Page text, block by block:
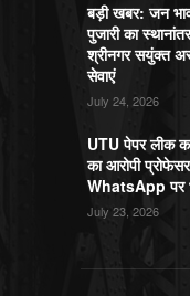
बड़ी खबर: जन
पुजारी का
श्रीनगर सयुंक्त
सेवाएं
July 24, 2026
UTU पेपर लीक
का आरोपी
WhatsApp पर
July 23, 2026